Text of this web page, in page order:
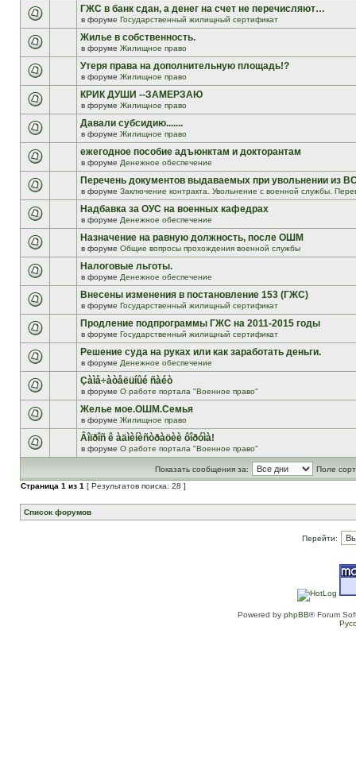
ГЖС в банк сдан, а денег на счет не перечисляют…
в форуме Государственный жилищный сертификат
Жилье в собственность.
в форуме Жилищное право
Утеря права на дополнительную площадь!?
в форуме Жилищное право
КРИК ДУШИ --ЗАМЕРЗАЮ
в форуме Жилищное право
Давали субсидию.......
в форуме Жилищное право
ежегодное пособие адъюнктам и докторантам
в форуме Денежное обеспечение
Перечень документов выдаваемых при увольнении из
в форуме Заключение контракта. Увольнение с военной службы.
Надбавка за ОУС на военных кафедрах
в форуме Денежное обеспечение
Назначение на равную должность, после ОШМ
в форуме Общие вопросы прохождения военной службы
Налоговые льготы.
в форуме Денежное обеспечение
Внесены изменения в постановление 153 (ГЖС)
в форуме Государственный жилищный сертификат
Продление подпрограммы ГЖС на 2011-2015 годы
в форуме Государственный жилищный сертификат
Решение суда на руках или как заработать деньги.
в форуме Денежное обеспечение
Çàìå÷àòåëüíûé ñàéò
в форуме О работе портала "Военное право"
Желье мое.ОШМ.Семья
в форуме Жилищное право
Âîïðîñ ê àäìèíèñòðàöèè ôîðóìà!
в форуме О работе портала "Военное право"
Показать сообщения за:
Поле
Страница 1 из 1 [ Результатов поиска: 28 ]
Список форумов
Перейти:
Powered by phpBB® Forum